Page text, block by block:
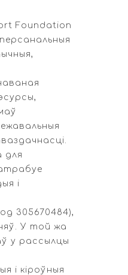
Foundation
для
і
305670484),
У той жа
у рассылцы
і кіроўныя